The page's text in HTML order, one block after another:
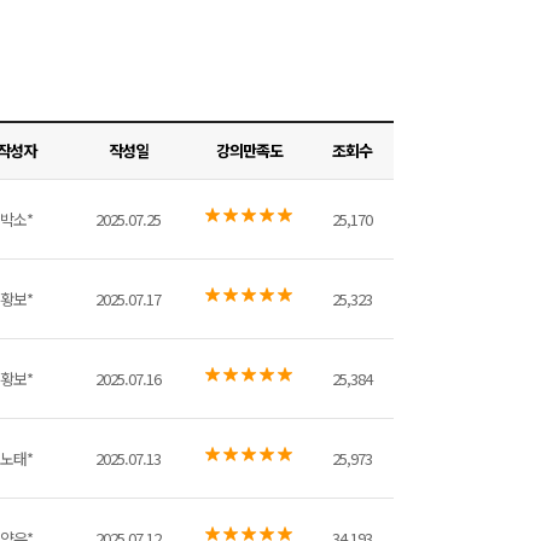
성자 작성일 강의만족도 조회수
박소* 2025.07.25 25,170
황보* 2025.07.17 25,323
황보* 2025.07.16 25,384
노태* 2025.07.13 25,973